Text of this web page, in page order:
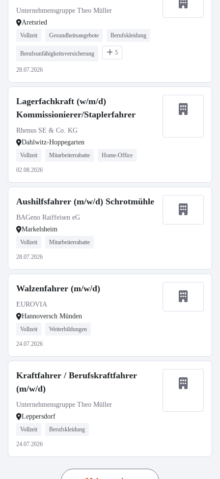
Unternehmensgruppe Theo Müller
Aretsried
Vollzeit Gesundheitsangebote Berufskleidung
Berufsunfähigkeitsversicherung 5
28.07.2026
Lagerfachkraft (w/m/d)
Kommissionierer/Staplerfahrer
Rhenus SE & Co. KG
Dahlwitz-Hoppegarten
Vollzeit Mitarbeiterrabatte Home-Office
02.08.2026
Aushilfsfahrer (m/w/d) Schrotmühle
BAGeno Raiffeisen eG
Markelsheim
Vollzeit Mitarbeiterrabatte
28.07.2026
Walzenfahrer (m/w/d)
EUROVIA
Hannoversch Münden
Vollzeit Weiterbildungen
24.07.2026
Kraftfahrer / Berufskraftfahrer
(m/w/d)
Unternehmensgruppe Theo Müller
Leppersdorf
Vollzeit Berufskleidung
24.07.2026